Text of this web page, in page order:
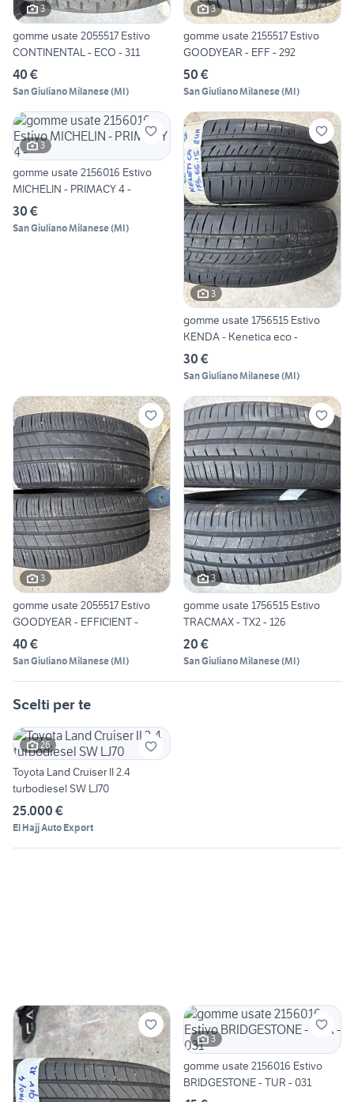
3
gomme usate 2055517 Estivo
CONTINENTAL - ECO - 311
40 €
San Giuliano Milanese(MI)
3
gomme usate 2155517 Estivo
GOODYEAR - EFF - 292
50 €
San Giuliano Milanese(MI)
3
gomme usate 2156016 Estivo
MICHELIN - PRIMACY 4 -
30 €
San Giuliano Milanese(MI)
3
gomme usate 1756515 Estivo
KENDA - Kenetica eco -
30 €
San Giuliano Milanese(MI)
3
gomme usate 2055517 Estivo
GOODYEAR - EFFICIENT -
40 €
San Giuliano Milanese(MI)
3
gomme usate 1756515 Estivo
TRACMAX - TX2 - 126
20 €
San Giuliano Milanese(MI)
Scelti per te
26
Toyota Land Cruiser II 2.4
turbodiesel SW LJ70
25.000 €
El Hajj Auto Export
3
gomme usate 2156016 Estivo
BRIDGESTONE - TUR - 031